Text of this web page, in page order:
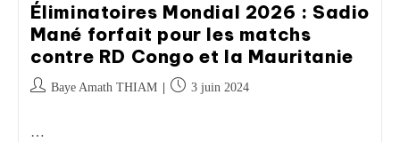
Éliminatoires Mondial 2026 : Sadio
Mané forfait pour les matchs
contre RD Congo et la Mauritanie
Baye Amath THIAM 3 juin 2024
…